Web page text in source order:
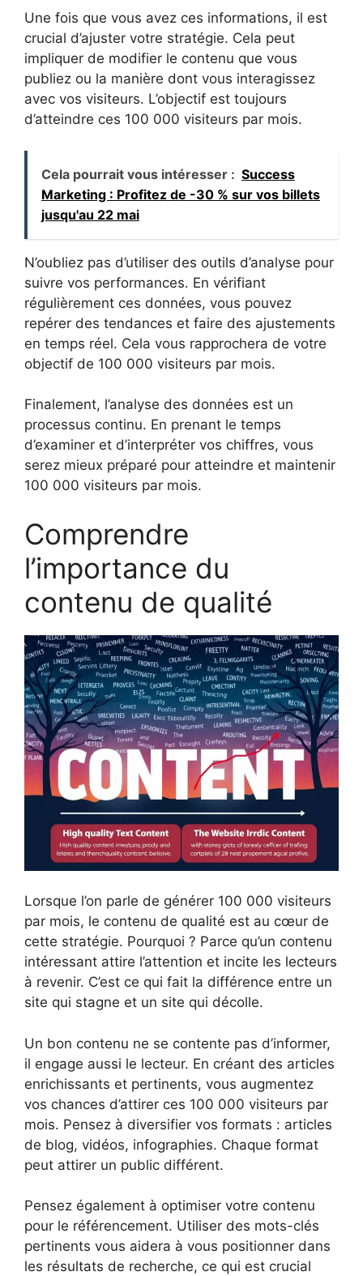
Une fois que vous avez ces informations, il est
crucial d’ajuster votre stratégie. Cela peut
impliquer de modifier le contenu que vous
publiez ou la manière dont vous interagissez
avec vos visiteurs. L’objectif est toujours
d’atteindre ces 100 000 visiteurs par mois.
Cela pourrait vous intéresser : Success
Marketing : Profitez de -30 % sur vos billets
jusqu'au 22 mai
N’oubliez pas d’utiliser des outils d’analyse pour
suivre vos performances. En vérifiant
régulièrement ces données, vous pouvez
repérer des tendances et faire des ajustements
en temps réel. Cela vous rapprochera de votre
objectif de 100 000 visiteurs par mois.
Finalement, l’analyse des données est un
processus continu. En prenant le temps
d’examiner et d’interpréter vos chiffres, vous
serez mieux préparé pour atteindre et maintenir
100 000 visiteurs par mois.
Comprendre
l’importance du
contenu de qualité
Lorsque l’on parle de générer 100 000 visiteurs
par mois, le contenu de qualité est au cœur de
cette stratégie. Pourquoi ? Parce qu’un contenu
intéressant attire l’attention et incite les lecteurs
à revenir. C’est ce qui fait la différence entre un
site qui stagne et un site qui décolle.
Un bon contenu ne se contente pas d’informer,
il engage aussi le lecteur. En créant des articles
enrichissants et pertinents, vous augmentez
vos chances d’attirer ces 100 000 visiteurs par
mois. Pensez à diversifier vos formats : articles
de blog, vidéos, infographies. Chaque format
peut attirer un public différent.
Pensez également à optimiser votre contenu
pour le référencement. Utiliser des mots-clés
pertinents vous aidera à vous positionner dans
les résultats de recherche, ce qui est crucial